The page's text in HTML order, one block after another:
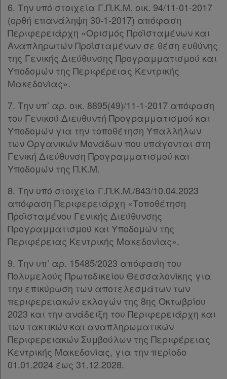
6. Την υπό στοιχεία Γ.Π.Κ.Μ. οικ. 94/11-01-2017
(ορθή επανάληψη 30-1-2017) απόφαση
Περιφερειάρχη «Ορισμός Προϊσταμένων και
Αναπληρωτών Προϊσταμένων σε θέση ευθύνης
της Γενικής Διεύθυνσης Προγραμματισμού και
Υποδομών της Περιφέρειας Κεντρικής
Μακεδονίας».
7. Την υπ’ αρ. οικ. 8895(49)/11-1-2017 απόφαση
του Γενικού Διευθυντή Προγραμματισμού και
Υποδομών για την τοποθέτηση Υπαλλήλων
των Οργανικών Μονάδων που υπάγονται στη
Γενική Διεύθυνση Προγραμματισμού και
Υποδομών της Π.Κ.Μ.
8. Την υπό στοιχεία Γ.Π.Κ.Μ./843/10.04.2023
απόφαση Περιφερειάρχη «Τοποθέτηση
Προϊσταμένου Γενικής Διεύθυνσης
Προγραμματισμού και Υποδομών της
Περιφέρειας Κεντρικής Μακεδονίας».
9. Την υπ’ αρ. 15485/2023 απόφαση του
Πολυμελούς Πρωτοδικείου Θεσσαλονίκης για
την επικύρωση των αποτελεσμάτων των
περιφερειακών εκλογών της 8ης Οκτωβρίου
2023 και την ανάδειξη του Περιφερειάρχη και
των τακτικών και αναπληρωματικών
Περιφερειακών Συμβούλων της Περιφέρειας
Κεντρικής Μακεδονίας, για την περίοδο
01.01.2024 έως 31.12.2028.